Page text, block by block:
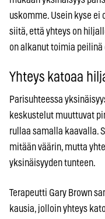
uskomme. Usein kyse ei
siitä, että yhteys on
on alkanut toimia
Yhteys katoaa
Parisuhteessa
keskustelut muuttuvat
rullaa samalla kaavalla.
mitään väärin, mutta
yksinäisyyden tunteen.
Terapeutti Gary Brown
kausia, jolloin yhteys